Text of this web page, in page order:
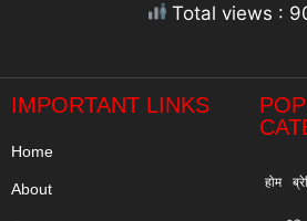
Total views :
IMPORTANT LINKS
Home
About होम